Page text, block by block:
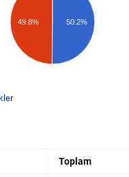
49.8% 50.2%
Toplam